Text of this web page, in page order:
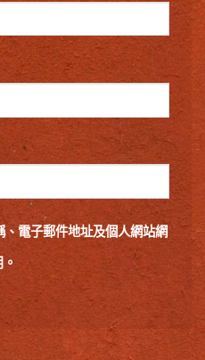
、電子郵件地址及個人網站網